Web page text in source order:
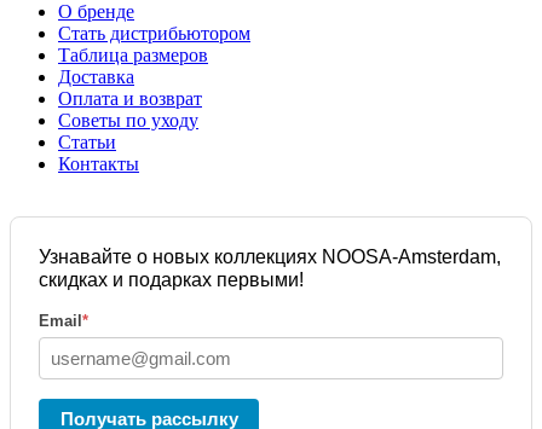
О бренде
Стать дистрибьютором
Таблица размеров
Доставка
Оплата и возврат
Советы по уходу
Статьи
Контакты
Узнавайте о новых коллекциях NOOSA-Amsterdam,
скидках и подарках первыми!
Email *
Получать рассылку